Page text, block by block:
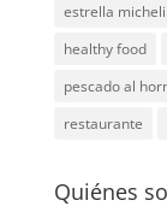
estrella
healthy food
pescado al
restaurante
Quiénes